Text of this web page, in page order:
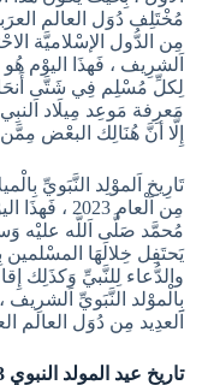
مُخْتَلِف دُوَل العالم
مِن الدُّول الإسْلاميَّة
اَلشرِيف ، فَهذَا اليوْم هُو
لِكلِّ مُسْلِم فِي شَتَّى
مَعرِفة مَوعِد مِيلَاد
إِلَّا أنَّ هُنَالِك البعْض مِمَّن
مِن اَلْعام
مُحمَّد صَلَّى اَللَّه عليْه
يَحتَفِل خِلالَهَا
والدُّعاء لِلنَّبيِّ وَكذَلِك
بِالْموْلد النَّبَويِّ اَلشرِيف
اَلعدِيد مِن دُوَل العالم
تاريخ عيد المولد النبوي 2023 في المغرب